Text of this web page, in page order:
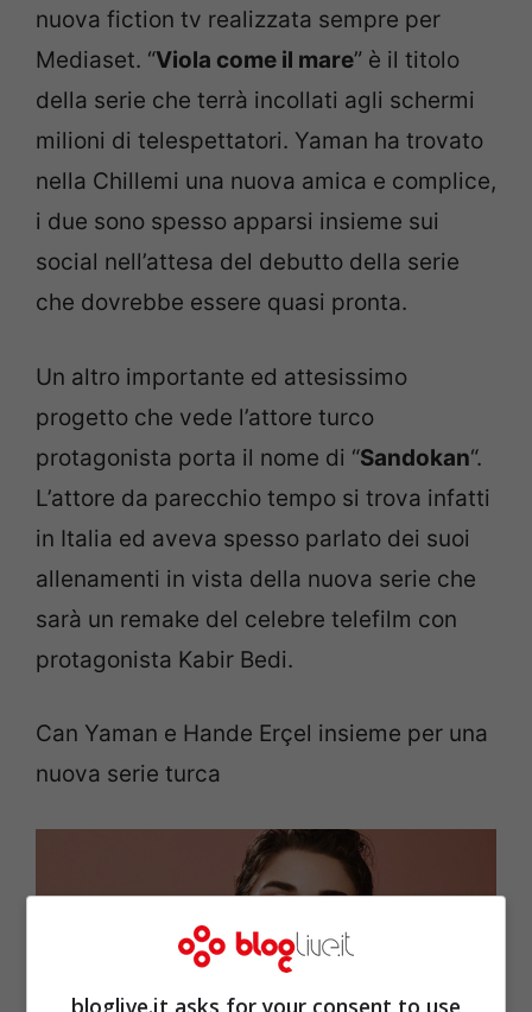
nuova fiction tv realizzata sempre per
Mediaset. “Viola come il mare” è il titolo
della serie che terrà incollati agli schermi
milioni di telespettatori. Yaman ha trovato
nella Chillemi una nuova amica e complice,
i due sono spesso apparsi insieme sui
social nell’attesa del debutto della serie
che dovrebbe essere quasi pronta.
Un altro importante ed attesissimo
progetto che vede l’attore turco
protagonista porta il nome di “Sandokan“.
L’attore da parecchio tempo si trova infatti
in Italia ed aveva spesso parlato dei suoi
allenamenti in vista della nuova serie che
sarà un remake del celebre telefilm con
protagonista Kabir Bedi.
Can Yaman e Hande Erçel insieme per una
nuova serie turca
bloglive.it asks for your consent to use